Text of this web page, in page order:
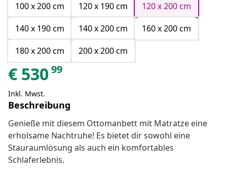
100 x 200 cm
120 x 190 cm
120 x 200 cm
140 x 190 cm
140 x 200 cm
160 x 200 cm
180 x 200 cm
200 x 200 cm
€ 53099
Inkl. Mwst.
Beschreibung
Genieße mit diesem Ottomanbett mit Matratze eine
erholsame Nachtruhe! Es bietet dir sowohl eine
Stauraumlösung als auch ein komfortables
Schlaferlebnis.